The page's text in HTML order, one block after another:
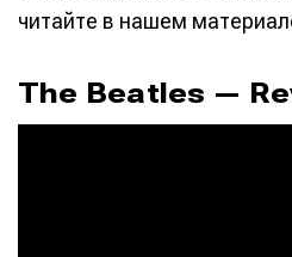
читайте в нашем
The Beatles —